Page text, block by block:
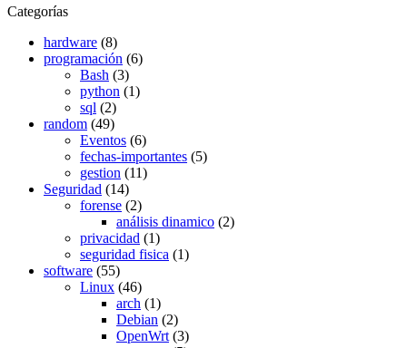
Categorías
hardware (8)
programación (6)
Bash (3)
python (1)
sql (2)
random (49)
Eventos (6)
fechas-importantes (5)
gestion (11)
Seguridad (14)
forense (2)
análisis dinamico (2)
privacidad (1)
seguridad fisica (1)
software (55)
Linux (46)
arch (1)
Debian (2)
OpenWrt (3)